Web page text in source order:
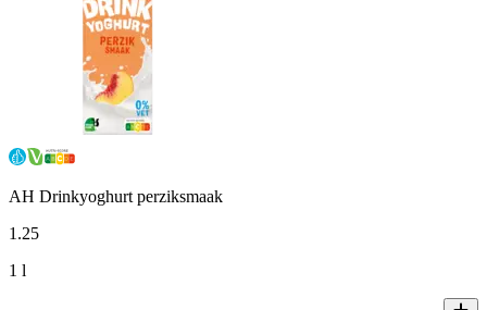
AH Drinkyoghurt perziksmaak
1.25
1 l